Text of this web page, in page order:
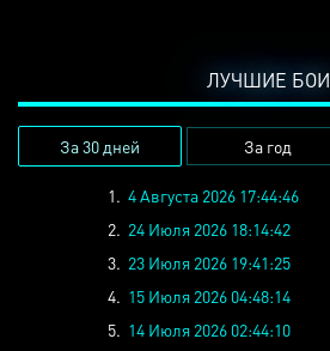
ЛУЧШИЕ БОИ
За 30 дней За год
1. 4 Августа 2026 17:44:46
2. 24 Июля 2026 18:14:42
3. 23 Июля 2026 19:41:25
4. 15 Июля 2026 04:48:14
5. 14 Июля 2026 02:44:10